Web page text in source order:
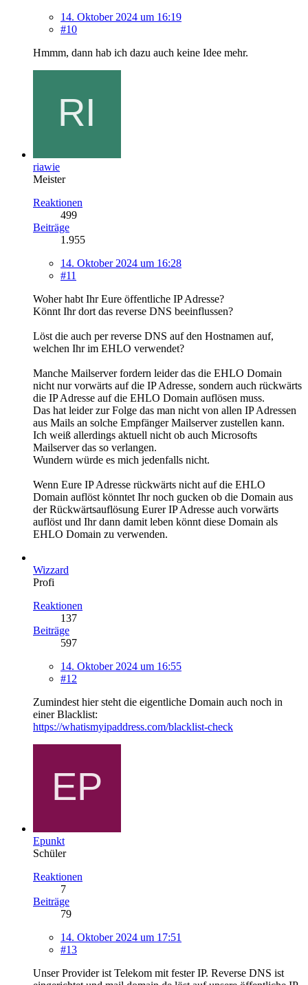
14. Oktober 2024 um 16:19
#10
Hmmm, dann hab ich dazu auch keine Idee mehr.
riawie
Meister
Reaktionen
499
Beiträge
1.955
14. Oktober 2024 um 16:28
#11
Woher habt Ihr Eure öffentliche IP Adresse?
Könnt Ihr dort das reverse DNS beeinflussen?
Löst die auch per reverse DNS auf den Hostnamen auf,
welchen Ihr im EHLO verwendet?
Manche Mailserver fordern leider das die EHLO Domain
nicht nur vorwärts auf die IP Adresse, sondern auch rückwärts
die IP Adresse auf die EHLO Domain auflösen muss.
Das hat leider zur Folge das man nicht von allen IP Adressen
aus Mails an solche Empfänger Mailserver zustellen kann.
Ich weiß allerdings aktuell nicht ob auch Microsofts
Mailserver das so verlangen.
Wundern würde es mich jedenfalls nicht.
Wenn Eure IP Adresse rückwärts nicht auf die EHLO
Domain auflöst könntet Ihr noch gucken ob die Domain aus
der Rückwärtsauflösung Eurer IP Adresse auch vorwärts
auflöst und Ihr dann damit leben könnt diese Domain als
EHLO Domain zu verwenden.
Wizzard
Profi
Reaktionen
137
Beiträge
597
14. Oktober 2024 um 16:55
#12
Zumindest hier steht die eigentliche Domain auch noch in
einer Blacklist:
https://whatismyipaddress.com/blacklist-check
Epunkt
Schüler
Reaktionen
7
Beiträge
79
14. Oktober 2024 um 17:51
#13
Unser Provider ist Telekom mit fester IP. Reverse DNS ist